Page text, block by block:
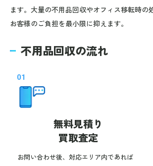
ます。大量の不用品回収やオフィス移転時の
お客様のご負担を最小限に抑えます。
不用品回収の流れ
01
無料見積り
買取査定
お問い合わせ後、対応エリア内であれば